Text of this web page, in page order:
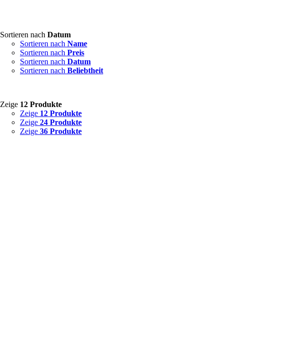
Sortieren nach Datum
Sortieren nach Name
Sortieren nach Preis
Sortieren nach Datum
Sortieren nach Beliebtheit
Zeige 12 Produkte
Zeige 12 Produkte
Zeige 24 Produkte
Zeige 36 Produkte